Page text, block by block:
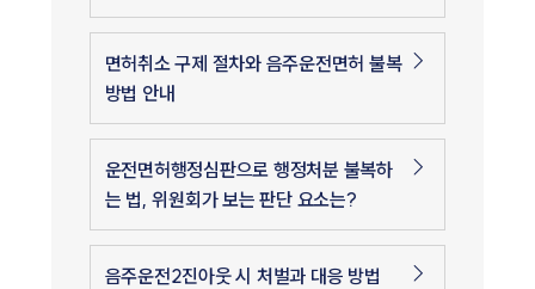
면허취소 구제 절차와 음주운전면허 불복
방법 안내
운전면허행정심판으로 행정처분 불복하
는 법, 위원회가 보는 판단 요소는?
음주운전2진아웃 시 처벌과 대응 방법